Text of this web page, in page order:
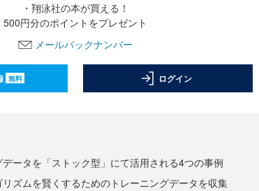
・翔泳社の本が買える！
500円分のポイントをプレゼント
メールバックナンバー
無料 ログイン
データを「ストック型」にて活用される4つの事例
リズムを賢くするためのトレーニングデータを収集